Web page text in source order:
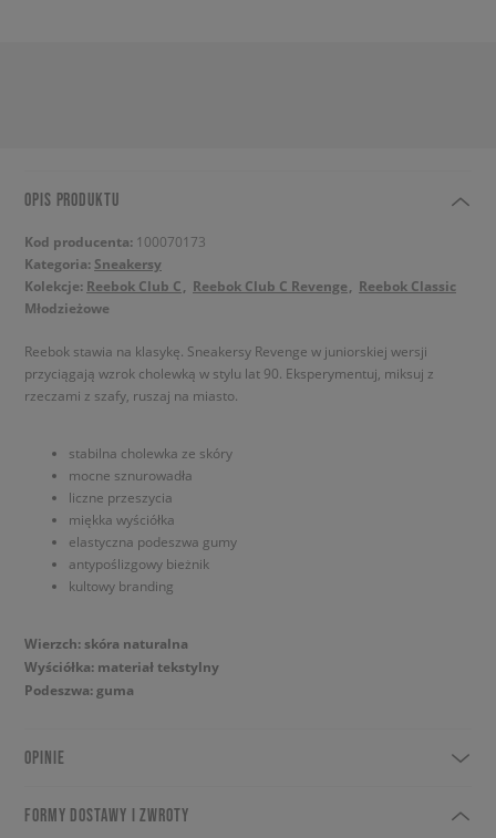
OPIS PRODUKTU
Kod producenta: 100070173
Kategoria: Sneakersy
Kolekcje: Reebok Club C Reebok Club C Revenge
Reebok Classic
Młodzieżowe
Reebok stawia na klasykę. Sneakersy Revenge w juniorskiej wersji
przyciągają wzrok cholewką w stylu lat 90. Eksperymentuj, miksuj z
rzeczami z szafy, ruszaj na miasto.
stabilna cholewka ze skóry
mocne sznurowadła
liczne przeszycia
miękka wyściółka
elastyczna podeszwa gumy
antypoślizgowy bieżnik
kultowy branding
Wierzch: skóra naturalna
Wyściółka: materiał tekstylny
Podeszwa: guma
OPINIE
FORMY DOSTAWY I ZWROTY